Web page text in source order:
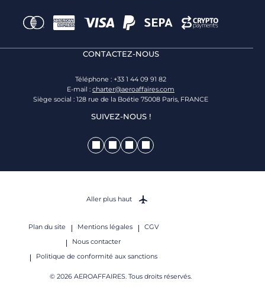
CONTACTEZ-NOUS
Téléphone : +33 1 44 09 91 82
E-mail : charter@aeroaffaires.com
Siège social : 128 rue de la Boétie 75008 Paris, FRANCE
SUIVEZ-NOUS !
Plan du site Mentions légales
CGV
Nous contacter
Politique de conformité aux sanctions
© 2026 AEROAFFAIRES. Tous droits réservés.
Aller plus haut